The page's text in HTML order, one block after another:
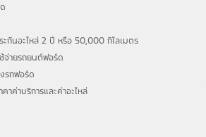
ะกันอะไหล่ 2 ปี หรือ 50,000 กิโลเมตร
จ่ายรถยนต์ฟอร์ด
รถฟอร์ด
าค่าบริการและค่าอะไหล่